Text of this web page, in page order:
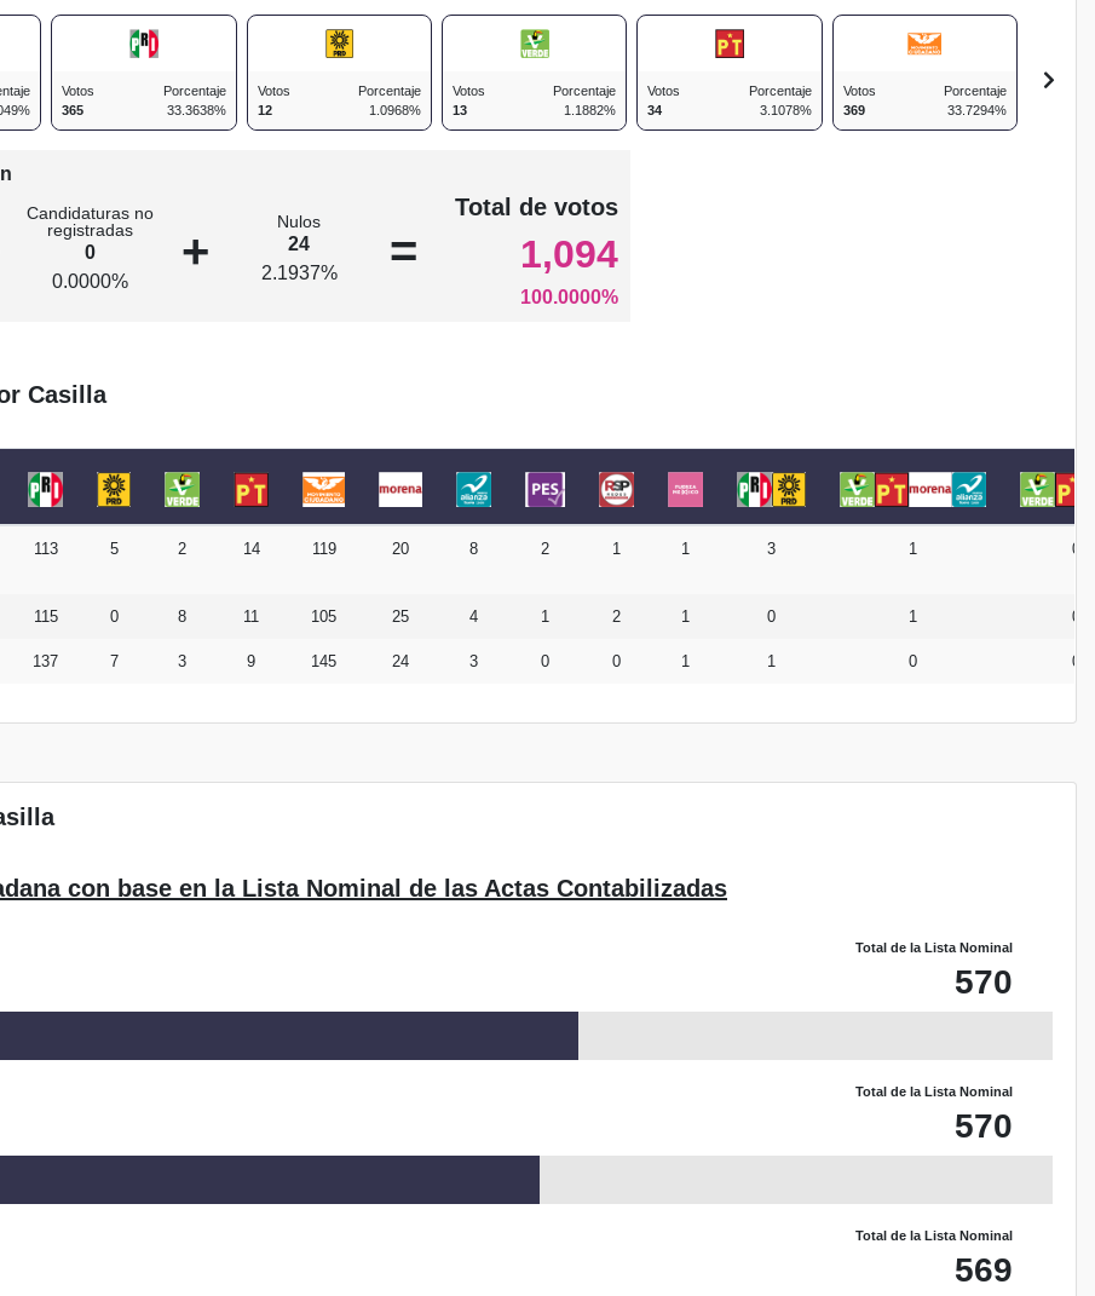
Votos
365
Porcentaje
33.3638%
Votos
12
Porcentaje
1.0968%
Votos
13
Porcentaje
1.1882%
Votos
34
Porcentaje
3.1078%
Votos
369
Porcentaje
33.7294%
Votos
Candidaturas no
registradas
0
0.0000%
+
Nulos
24
2.1937%
=
Total de votos
1,094
100.0000%
Casilla
113 5 2 14 119 20 8 2 1 1 3 1 0
115 0 8 11 105 25 4 1 2 1 0 1 0
137 7 3 9 145 24 3 0 0 1 1 0 0
con base en la Lista Nominal de las Actas Contabilizadas
Total de la Lista Nominal
570
Total de la Lista Nominal
570
Total de la Lista Nominal
569